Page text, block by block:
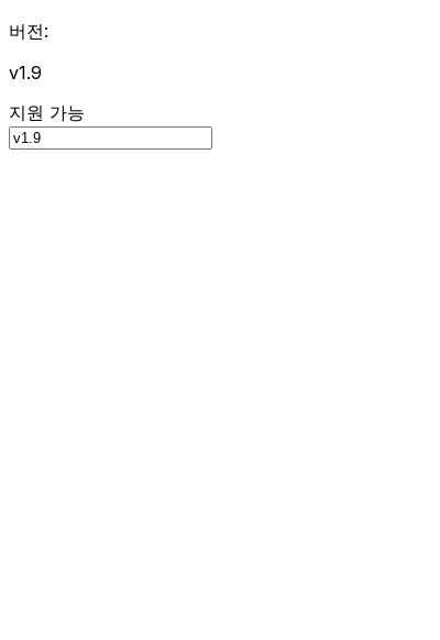
버전:
v1.9
지원 가능